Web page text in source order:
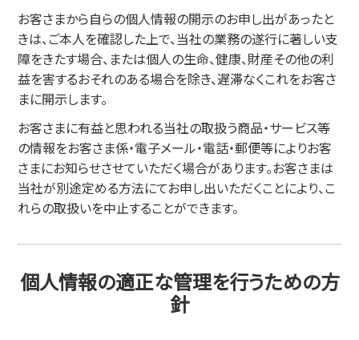
お客さまから自らの個人情報の開示のお申し出があったと
きは、ご本人を確認した上で、当社の業務の遂行に著しい支
障をきたす場合、または個人の生命、健康、財産その他の利
益を害するおそれのある場合を除き、遅滞なくこれをお客さ
まに開示します。
お客さまに有益と思われる当社の取扱う商品・サービス等
の情報をお客さま係・電子メール・電話・郵便等によりお客
さまにお知らせさせていただく場合があります。お客さまは
当社が別途定める方法にてお申し出いただくことにより、こ
れらの取扱いを中止することができます。
個人情報の適正な管理を行うための方
針